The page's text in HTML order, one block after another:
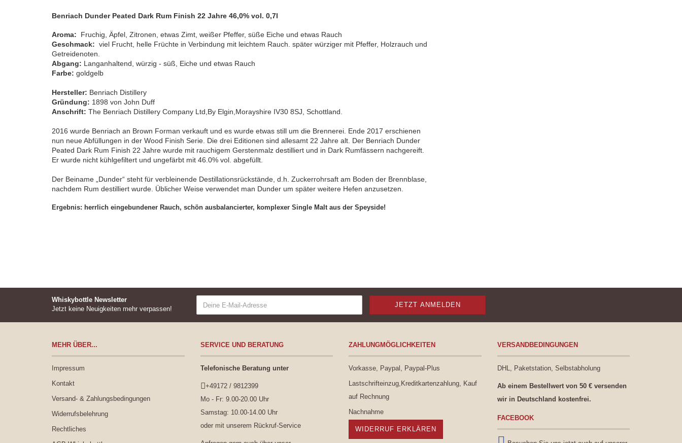
Benriach Dunder Peated Dark Rum Finish 22 Jahre 46,0% vol. 0,7l​
Aroma: Fruchig, Äpfel, Zitronen, etwas Zimt, weißer Pfeffer, süße Eiche und etwas Rauch
Geschmack: viel Frucht, helle Früchte in Verbindung mit leichtem Rauch. später würziger mit Pfeffer, Holzrauch und
Getreidenoten.
Abgang: Langanhaltend, würzig - süß, Eiche und etwas Rauch
Farbe: goldgelb
Hersteller: Benriach Distillery
Gründung: 1898 von John Duff
Anschrift: The Benriach Distillery Company Ltd,By Elgin,Morayshire IV30 8SJ, Schottland.
2016 wurde Benriach an Brown Forman verkauft und es wurde etwas still um die Brennerei. Ende 2017 erschienen
nun neue Abfüllungen in der Wood Finish Serie. Die drei Editionen sind allesamt 22 Jahre alt. Der Benriach Dunder
Peated Dark Rum Finish 22 Jahre wurde mit rauchigem Gerstenmalz destilliert und in Dark Rumfässern nachgereift.
Er wurde nicht kühlgefiltert und ungefärbt mit 46.0% vol. abgefüllt.
Der Beiname „Dunder“ steht für verbleinende Destillationsrückstände, d.h. Zuckerrohrsaft am Boden der Brennblase,
nachdem Rum destilliert wurde. Üblicher Weise verwendet man Dunder um später weitere Hefen anzusetzen.
Ergebnis: herrlich eingebundener Rauch, schön ausbalancierter, komplexer Single Malt aus der Speyside!
Whiskybottle Newsletter
Jetzt keine Neuigkeiten mehr verpassen!
MEHR ÜBER...
Impressum
Kontakt
Versand- & Zahlungsbedingungen
Widerrufsbelehrung
Rechtliches
SERVICE UND BERATUNG
Telefonische Beratung unter
+49172 / 9812399
Mo - Fr: 9.00-20.00 Uhr
Samstag: 10.00-14.00 Uhr
oder mit unserem Rückruf-Service
ZAHLUNGMÖGLICHKEITEN
Vorkasse, Paypal, Paypal-Plus
Lastschrifteinzug,Kreditkartenzahlung, Kauf
auf Rechnung
Nachnahme
WIDERRUF ERKLÄREN
VERSANDBEDINGUNGEN
DHL, Paketstation, Selbstabholung
Ab einem Bestellwert von 50 € versenden
wir in Deutschland kostenfrei.
FACEBOOK